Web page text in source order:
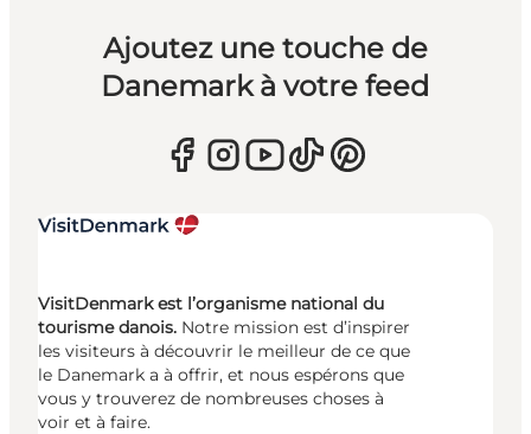
Ajoutez une touche de
Danemark à votre feed
VisitDenmark est l’organisme national du
tourisme danois. Notre mission est d’inspirer
les visiteurs à découvrir le meilleur de ce que
le Danemark a à offrir, et nous espérons que
vous y trouverez de nombreuses choses à
voir et à faire.